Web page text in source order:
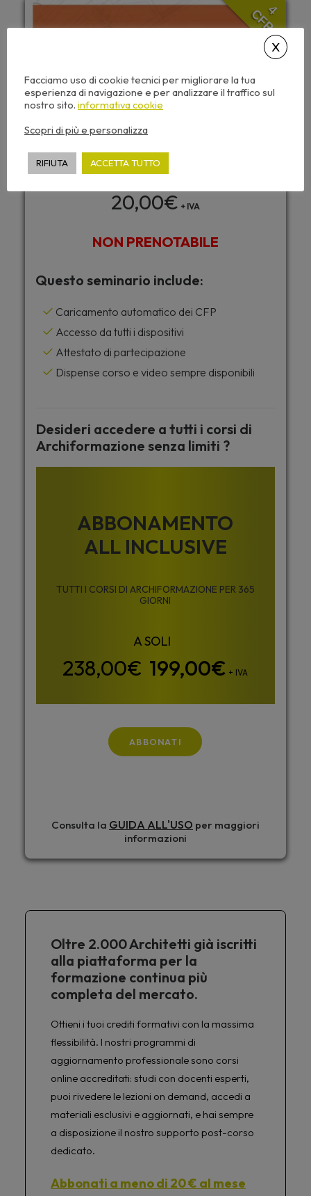
4
CFP
20,00€ + IVA
NON PRENOTABILE
Questo seminario include:
Caricamento automatico dei CFP
Accesso da tutti i dispositivi
Attestato di partecipazione
Dispense corso e video sempre disponibili
Desideri accedere a tutti i corsi di
Archiformazione senza limiti ?
ABBONAMENTO
ALL INCLUSIVE
TUTTI I CORSI DI ARCHIFORMAZIONE PER 365
GIORNI
199,00€ + IVA
ABBONATI
Consulta la GUIDA ALL'USO per maggiori
informazioni
Oltre 2.000 Architetti già iscritti
alla piattaforma per la
formazione continua più
completa del mercato.
Ottieni i tuoi crediti formativi con la massima
flessibilità. I nostri programmi di
aggiornamento professionale sono corsi
online accreditati: studi con docenti esperti,
puoi rivedere le lezioni on demand, accedi a
materiali esclusivi e aggiornati, e hai sempre
a disposizione il nostro supporto post-corso
dedicato.
Abbonati a meno di 20 € al mese
Facciamo uso di cookie tecnici per migliorare la tua
esperienza di navigazione e per analizzare il traffico sul
nostro sito. informativa cookie
Scopri di più e personalizza
RIFIUTA ACCETTA TUTTO